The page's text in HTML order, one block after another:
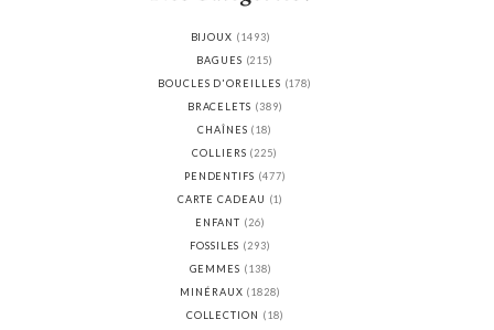
BIJOUX (1493)
BAGUES (215)
BOUCLES D'OREILLES (178)
BRACELETS (389)
CHAÎNES (18)
COLLIERS (225)
PENDENTIFS (477)
CARTE CADEAU (1)
ENFANT (26)
FOSSILES (293)
GEMMES (138)
MINÉRAUX (1828)
COLLECTION (18)